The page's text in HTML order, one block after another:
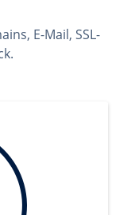
E-Mail, SSL-